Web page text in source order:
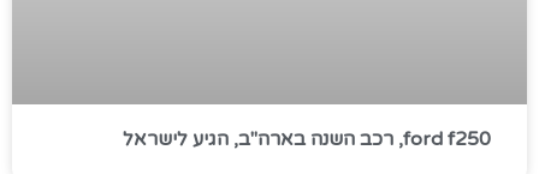
ford f250, רכב השנה בארה"ב, הגיע לישראל